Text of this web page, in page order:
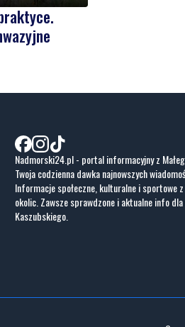
Nadmorski24.pl - portal informacyjny z
Twoja codzienna dawka najnowszych
Informacje społeczne, kulturalne i sportowe
okolic. Zawsze sprawdzone i aktualne info
Kaszubskiego.